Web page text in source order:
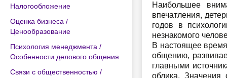
Налогообложение
Оценка бизнеса /
Ценообразование
Психология менеджмента /
Особенности делового общения
Связи с общественностью /
Наибольшее
впечатления,
годов в
незнакомого
В настоящее
общению,
главными
облика. Значения